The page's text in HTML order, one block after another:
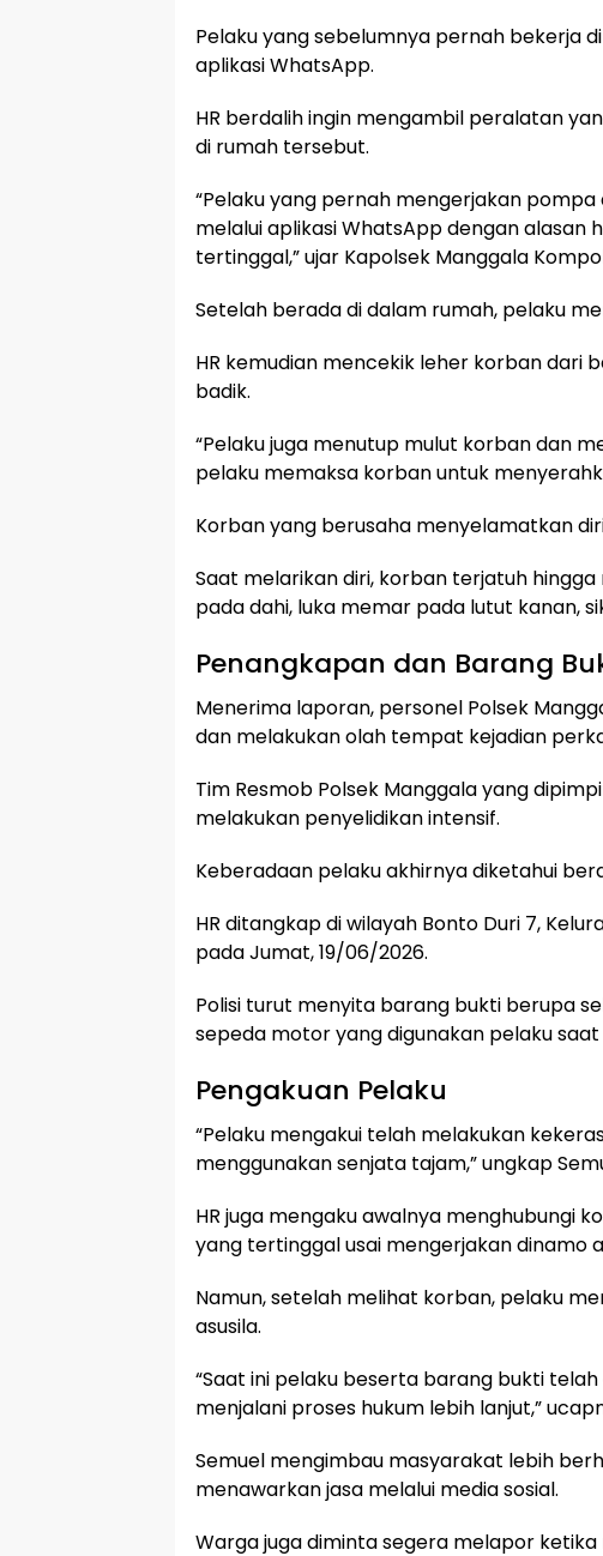
Pelaku yang sebelumnya pernah bekerja
aplikasi WhatsApp.
HR berdalih ingin mengambil peralatan
di rumah tersebut.
“Pelaku yang pernah mengerjakan
melalui aplikasi WhatsApp dengan
tertinggal,” ujar Kapolsek Manggala
Setelah berada di dalam rumah, pelaku
HR kemudian mencekik leher korban dari
badik.
“Pelaku juga menutup mulut korban dan
pelaku memaksa korban untuk
Korban yang berusaha menyelamatkan
Saat melarikan diri, korban terjatuh
pada dahi, luka memar pada lutut kanan,
Penangkapan dan Barang
Menerima laporan, personel Polsek
dan melakukan olah tempat kejadian
Tim Resmob Polsek Manggala yang
melakukan penyelidikan intensif.
Keberadaan pelaku akhirnya diketahui
HR ditangkap di wilayah Bonto Duri 7,
pada Jumat, 19/06/2026.
Polisi turut menyita barang bukti berupa
sepeda motor yang digunakan pelaku saat
Pengakuan Pelaku
“Pelaku mengakui telah melakukan
menggunakan senjata tajam,” ungkap
HR juga mengaku awalnya menghubungi
yang tertinggal usai mengerjakan dinamo
Namun, setelah melihat korban, pelaku
asusila.
“Saat ini pelaku beserta barang bukti
menjalani proses hukum lebih lanjut,”
Semuel mengimbau masyarakat lebih
menawarkan jasa melalui media sosial.
Warga juga diminta segera melapor